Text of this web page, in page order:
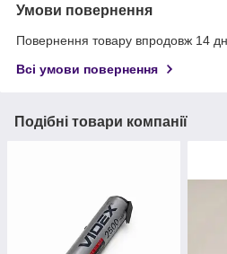
Умови повернення
Повернення товару впродовж 14
Всі умови повернення
Подібні товари компанії